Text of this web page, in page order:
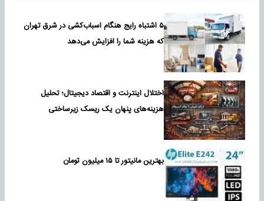
۵ اشتباه رایج هنگام اسباب‌کشی در شرق تهران
که هزینه شما را افزایش می‌دهد
اختلال اینترنت و اقتصاد دیجیتال؛ تحلیل
هزینه‌های پنهان یک ریسک زیرساختی
بهترین مانیتور تا ۱۵ میلیون تومان